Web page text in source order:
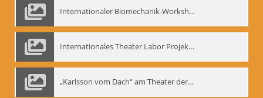
Internationaler Biomechanik-Workshop, Moskau 1993
Internationales Theater Labor Projekt: Play Don Juan
„Karlsson vom Dach“ am Theater der Satire, Moskau 1985